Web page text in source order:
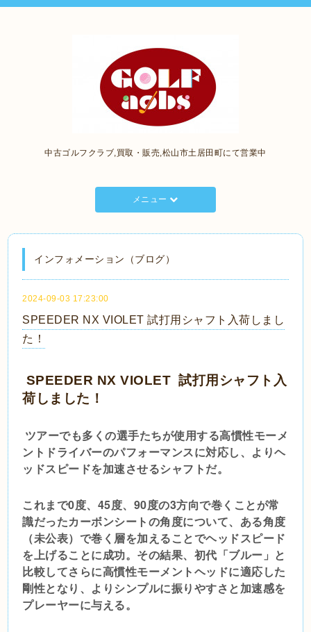
中古ゴルフクラブ,買取・販売,松山市土居田町にて営業中
メニュー
インフォメーション（ブログ）
2024-09-03 17:23:00
SPEEDER NX VIOLET 試打用シャフト入荷しまし
た！
SPEEDER NX VIOLET 試打用シャフト入
荷しました！
ツアーでも多くの選手たちが使用する高慣性モーメ
ントドライバーのパフォーマンスに対応し、 よりヘ
ッドスピードを加速させるシャフトだ。
これまで0度、45度、90度の3方向で巻くことが常
識だったカーボンシートの角度について、 ある角度
（未公表）で巻く層を加えることでヘッドスピード
を上げることに成功。その結果、 初代「ブルー」と
比較してさらに高慣性モーメントヘッドに適応した
剛性となり、 よりシンプルに振りやすさと加速感を
プレーヤーに与える。